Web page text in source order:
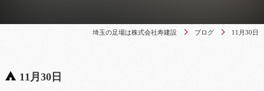
埼玉の足場は株式会社寿建設 ブログ 11月30日
11月30日